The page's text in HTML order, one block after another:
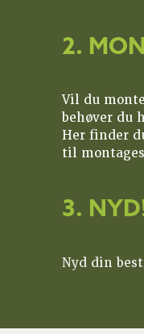
2.
Vil du
behøver du
Her finder
til
3.
Nyd din